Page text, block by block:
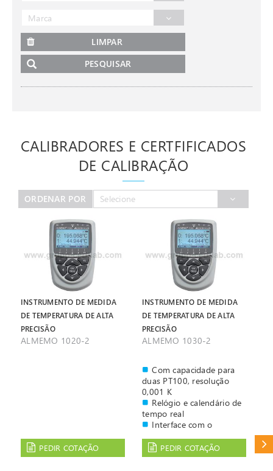
Marca
LIMPAR
PESQUISAR
CALIBRADORES E CERTFIFICADOS
DE CALIBRAÇÃO
ORDENAR POR Selecione
INSTRUMENTO DE MEDIDA
DE TEMPERATURA DE ALTA
PRECISÃO
ALMEMO 1020-2
PEDIR COTAÇÃO
INSTRUMENTO DE MEDIDA
DE TEMPERATURA DE ALTA
PRECISÃO
ALMEMO 1030-2
Com capacidade para
duas PT100, resolução
0,001 K
Relógio e calendário de
tempo real
Interface com o
teclado e écran gráfico
O registador tem
PEDIR COTAÇÃO